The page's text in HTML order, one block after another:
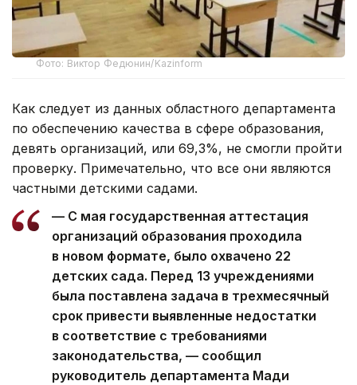
Фото: Виктор Федюнин/Kazinform
Как следует из данных областного департамента
по обеспечению качества в сфере образования,
девять организаций, или 69,3%, не смогли пройти
проверку. Примечательно, что все они являются
частными детскими садами.
— С мая государственная аттестация
организаций образования проходила
в новом формате, было охвачено 22
детских сада. Перед 13 учреждениями
была поставлена задача в трехмесячный
срок привести выявленные недостатки
в соответствие с требованиями
законодательства, — сообщил
руководитель департамента Мади